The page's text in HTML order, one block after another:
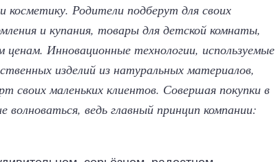
косметику. Родители подберут для своих
и купания, товары для детской комнаты,
Инновационные технологии, используемые
изделий из натуральных материалов,
своих маленьких клиентов. Совершая покупки в
ведь главный принцип компании: